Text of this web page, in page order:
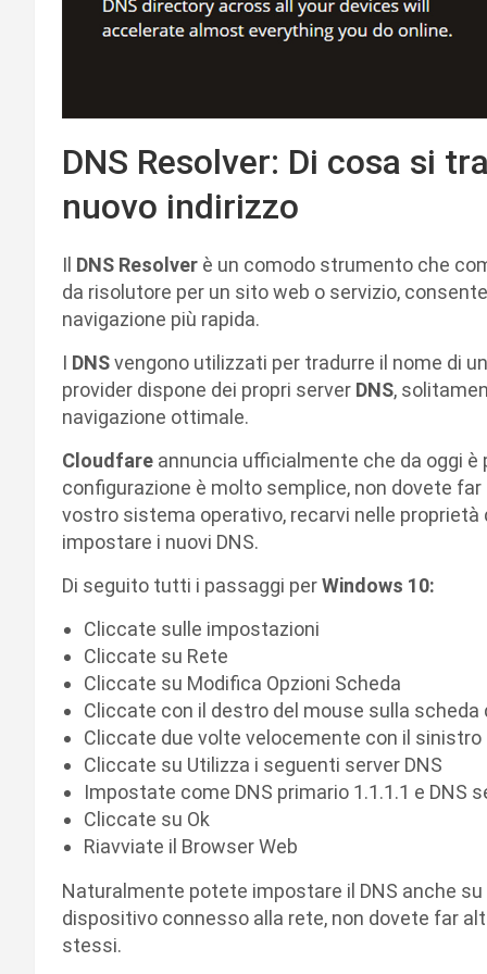
DNS Resolver: Di cosa si
nuovo indirizzo
Il DNS Resolver è un comodo strumento che
da risolutore per un sito web o servizio,
navigazione più rapida.
I DNSvengono utilizzati per tradurre il nome di
provider dispone dei propri server DNS,
navigazione ottimale.
Cloudfare annuncia ufficialmente che da oggi è
configurazione è molto semplice, non dovete
vostro sistema operativo, recarvi nelle
impostare i nuovi DNS.
Di seguito tutti i passaggi perWindows 10:
Cliccate sulle impostazioni
Cliccate su Rete
Cliccate su Modifica Opzioni Scheda
Cliccate con il destro del mouse sulla scheda
Cliccate due volte velocemente con il
Cliccate su Utilizza i seguenti server DNS
Impostate come DNS primario 1.1.1.1 e DNS
Cliccate su Ok
Riavviate il Browser Web
Naturalmente potete impostare il DNS anche
dispositivo connesso alla rete, non dovete far
stessi.